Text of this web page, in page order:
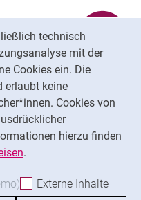
technisch
mit der
Cookies ein. Die
erlaubt keine
Cookies von
hierzu finden
.
akzeptieren
Analyse-Cookies
Externe Inhalte